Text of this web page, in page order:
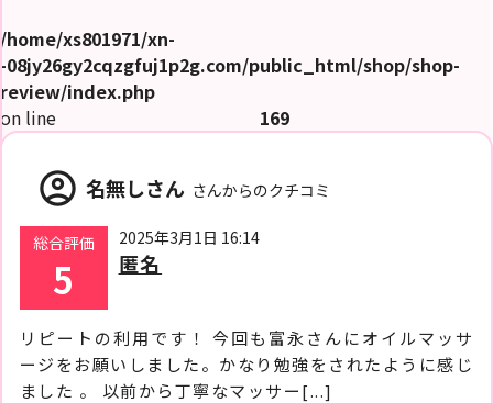
/home/xs801971/xn-
-08jy26gy2cqzgfuj1p2g.com/public_html/shop/shop-
review/index.php
on line
169
account_circle 名無しさん さんからのクチコミ
総合評価
5
2025年3月1日 16:14
匿名
リピートの利用です！ 今回も富永さんにオイルマッサ
ージをお願いしました。かなり勉強をされたように感じ
ました 。 以前から丁寧なマッサー[...]